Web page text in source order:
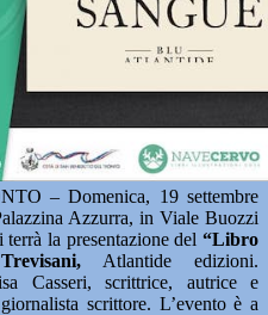
– Domenica, 19 settembre
Azzurra, in Viale Buozzi
la presentazione del “Libro
Atlantide edizioni.
Casseri, scrittrice, autrice e
scrittore. L’evento è a